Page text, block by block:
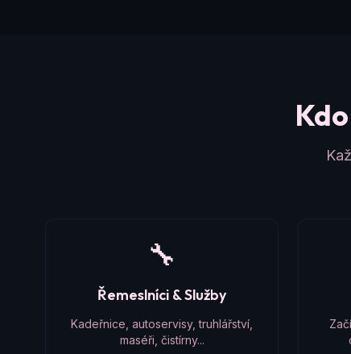
🔧
Řemeslníci & Služby
Kadeřnice, autoservisy, truhlářství,
maséři, čistírny...